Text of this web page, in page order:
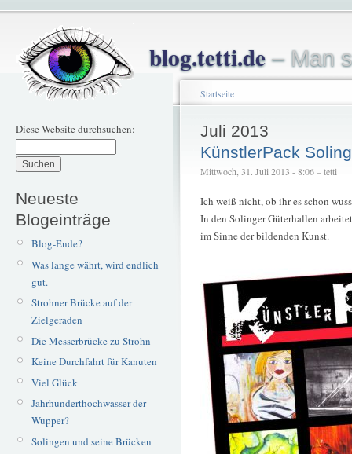
blog.tetti.de– Man
Diese Website durchsuchen:
Neueste
Blogeinträge
Blog-Ende?
Was lange währt, wird endlich
gut.
Strohner Brücke auf der
Zielgeraden
Die Messerbrücke zu Strohn
Keine Durchfahrt für Kanuten
Viel Glück
Jahrhunderthochwasser der
Wupper?
Solingen und seine Brücken
Startseite
Juli 2013
KünstlerPack
Mittwoch, 31. Juli 2013 - 8:06 – tetti
Ich weiß nicht, ob ihr es schon
In den Solinger Güterhallen
im Sinne der bildenden Kunst.